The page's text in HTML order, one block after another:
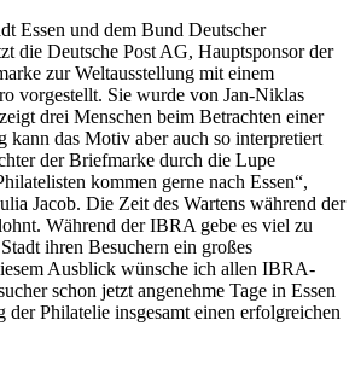
Essen und dem Bund Deutscher
die Deutsche Post AG, Hauptsponsor der
zur Weltausstellung mit einem
vorgestellt. Sie wurde von Jan-Niklas
drei Menschen beim Betrachten einer
kann das Motiv aber auch so interpretiert
der Briefmarke durch die Lupe
kommen gerne nach Essen“,
Jacob. Die Zeit des Wartens während der
Während der IBRA gebe es viel zu
ihren Besuchern ein großes
Ausblick wünsche ich allen IBRA-
schon jetzt angenehme Tage in Essen
der Philatelie insgesamt einen erfolgreichen